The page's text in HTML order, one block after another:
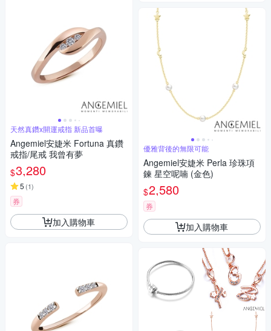
天然真鑽x開運戒指 新品首曝
Angemiel安婕米 Fortuna 真鑽
戒指/尾戒 我曾有夢
$3,280
5 (1)
券
加入購物車
優雅背後的無限可能
Angemiel安婕米 Perla 珍珠項
鍊 星空呢喃 (金色)
$2,580
券
加入購物車